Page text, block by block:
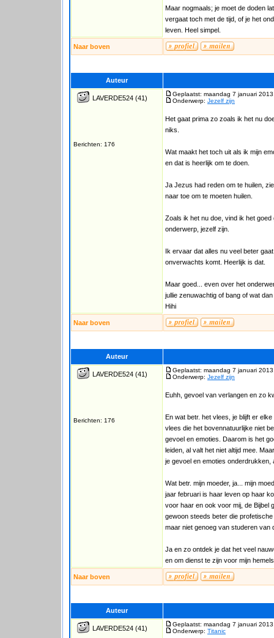
Maar nogmaals; je moet de doden
vergaat toch met de tijd, of je het
leven. Heel simpel.
Naar boven
Auteur
LAVERDE524 (41)
Berichten: 176
Geplaatst: maandag 7 januari
Onderwerp: Jezelf zijn
Het gaat prima zo zoals ik het nu
niks.
Wat maakt het toch uit als ik mijn
en dat is heerlijk om te doen.
Ja Jezus had reden om te huilen,
naar toe om te moeten huilen.
Zoals ik het nu doe, vind ik het
onderwerp, jezelf zijn.
Ik ervaar dat alles nu veel beter
onverwachts komt. Heerlijk is dat.
Maar goed... even over het
jullie zenuwachtig of bang of wat
Hihi
Naar boven
Auteur
LAVERDE524 (41)
Berichten: 176
Geplaatst: maandag 7 januari
Onderwerp: Jezelf zijn
Euhh, gevoel van verlangen en zo
En wat betr. het vlees, je blijft er
vlees die het bovennatuurlijke niet
gevoel en emoties. Daarom is het
leiden, al valt het niet altijd mee.
je gevoel en emoties onderdrukken,
Wat betr. mijn moeder, ja... mijn
jaar februari is haar leven op haar
voor haar en ook voor mij, de Bijbel
gewoon steeds beter die
maar niet genoeg van studeren van
Ja en zo ontdek je dat het veel
en om dienst te zijn voor mijn
Naar boven
Auteur
LAVERDE524 (41)
Geplaatst: maandag 7 januari
Onderwerp: Titanic